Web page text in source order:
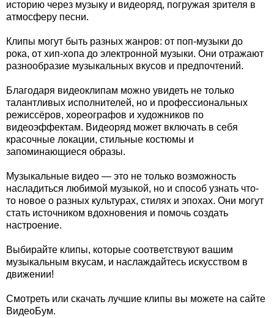
историю через музыку и видеоряд, погружая зрителя в
атмосферу песни.
Клипы могут быть разных жанров: от поп-музыки до
рока, от хип-хопа до электронной музыки. Они отражают
разнообразие музыкальных вкусов и предпочтений.
Благодаря видеоклипам можно увидеть не только
талантливых исполнителей, но и профессиональных
режиссёров, хореографов и художников по
видеоэффектам. Видеоряд может включать в себя
красочные локации, стильные костюмы и
запоминающиеся образы.
Музыкальные видео — это не только возможность
насладиться любимой музыкой, но и способ узнать что-
то новое о разных культурах, стилях и эпохах. Они могут
стать источником вдохновения и помочь создать
настроение.
Выбирайте клипы, которые соответствуют вашим
музыкальным вкусам, и наслаждайтесь искусством в
движении!
Смотреть или скачать лучшие клипы вы можете на сайте
ВидеоБум.